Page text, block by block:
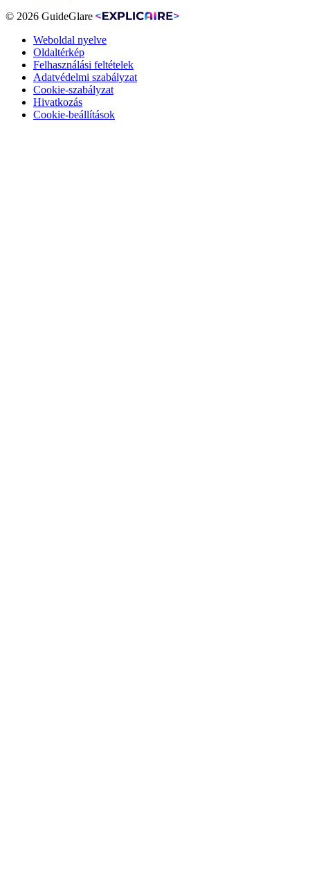
© 2026 GuideGlare
Weboldal nyelve
Oldaltérkép
Felhasználási feltételek
Adatvédelmi szabályzat
Cookie-szabályzat
Hivatkozás
Cookie-beállítások